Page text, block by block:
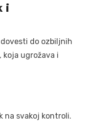
i
do ozbiljnih
koja ugrožava i
na svakoj kontroli.